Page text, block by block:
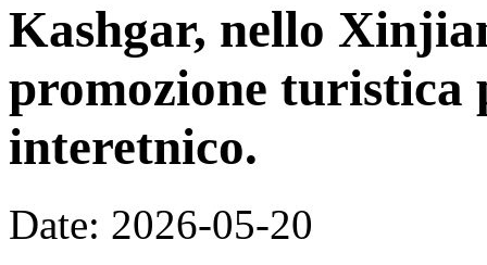
Kashgar, nello
promozione turistica
interetnico.
Date: 2026-05-20